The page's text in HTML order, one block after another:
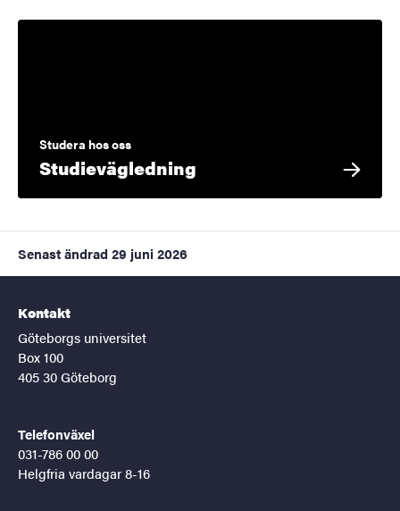
Studera hos oss
Studievägledning
Senast ändrad 29 juni 2026
Kontakt
Göteborgs universitet
Box 100
405 30 Göteborg
Telefonväxel
031-786 00 00
Helgfria vardagar 8-16